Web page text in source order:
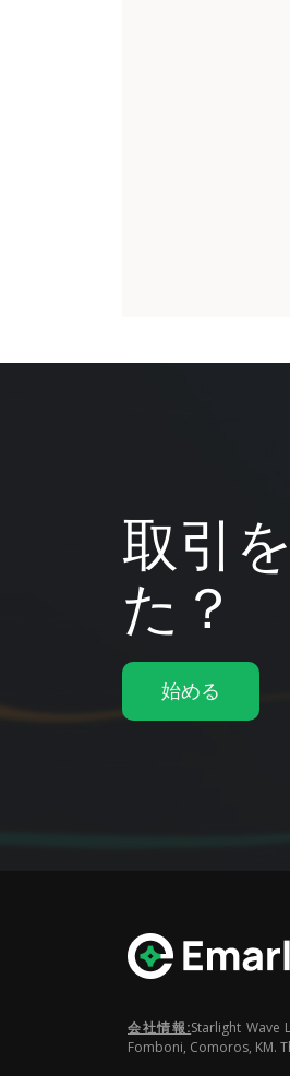
取引
た？
始める
会社情報:Starlight Wave
Fomboni, Comoros, KM.